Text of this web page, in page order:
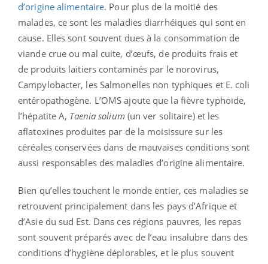
d’origine alimentaire. Pour plus de la moitié des
malades, ce sont les maladies diarrhéiques qui sont en
cause. Elles sont souvent dues à la consommation de
viande crue ou mal cuite, d’œufs, de produits frais et
de produits laitiers contaminés par le norovirus,
Campylobacter, les Salmonelles non typhiques et E. coli
entéropathogène. L’OMS ajoute que la fièvre typhoïde,
l’hépatite A, Taenia solium(un ver solitaire) et les
aflatoxines produites par de la moisissure sur les
céréales conservées dans de mauvaises conditions sont
aussi responsables des maladies d’origine alimentaire.
Bien qu’elles touchent le monde entier, ces maladies se
retrouvent principalement dans les pays d’Afrique et
d’Asie du sud Est. Dans ces régions pauvres, les repas
sont souvent préparés avec de l’eau insalubre dans des
conditions d’hygiène déplorables, et le plus souvent